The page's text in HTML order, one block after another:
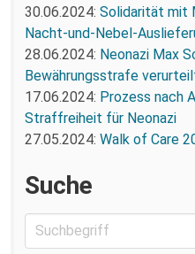
30.06.2024: Solidarität mit
Nacht-und-Nebel-
28.06.2024: Neonazi Max
Bewährungsstrafe
17.06.2024: Prozess nach
Straffreiheit für Neonazi
27.05.2024: Walk of Care
Suche